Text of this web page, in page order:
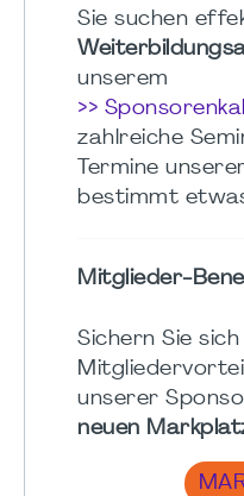
Sie suchen
unserem
>>
zahlreiche
Termine
bestimmt
Mitglieder-
Sichern Sie
unserer
neuen